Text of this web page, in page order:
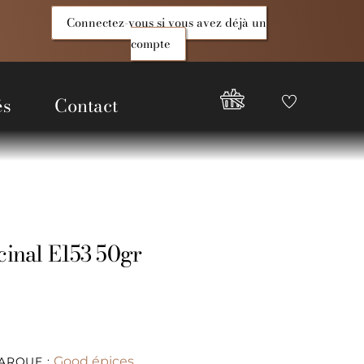
Connectez-vous si vous avez déjà un
compte
Contact
Compte
Good
Epices
Favoris
E153 50gr